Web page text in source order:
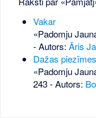
Vakar
«Padomju
- Autors: Āris
Dažas
«Padomju
243- Autors: